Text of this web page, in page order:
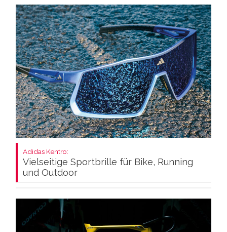
Adidas Kentro:
Vielseitige Sportbrille für Bike, Running
und Outdoor